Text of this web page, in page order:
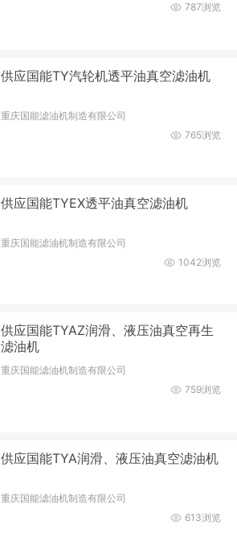
787浏览
供应国能TY汽轮机透平油真空滤油机
重庆国能滤油机制造有限公司
765浏览
供应国能TYEX透平油真空滤油机
重庆国能滤油机制造有限公司
1042浏览
供应国能TYAZ润滑、液压油真空再生
滤油机
重庆国能滤油机制造有限公司
759浏览
供应国能TYA润滑、液压油真空滤油机
重庆国能滤油机制造有限公司
613浏览